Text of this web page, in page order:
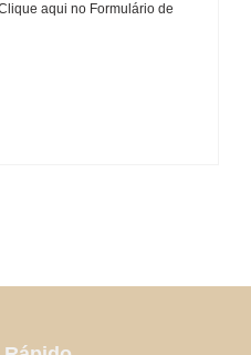
aqui no Formulário de